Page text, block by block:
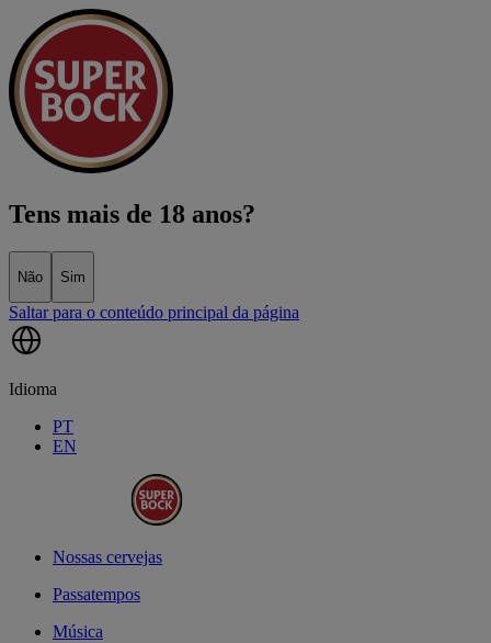
Tens mais de 18 anos?
Não Sim
Saltar para o conteúdo principal da página
Idioma
PT
EN
Nossas cervejas
Passatempos
Música